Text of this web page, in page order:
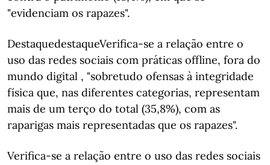
"evidenciam os rapazes".
DestaquedestaqueVerifica-se a relação entre o
uso das redes sociais com práticas offline, fora do
mundo digital , "sobretudo ofensas à integridade
física que, nas diferentes categorias, representam
mais de um terço do total (35,8%), com as
raparigas mais representadas que os rapazes".
Verifica-se a relação entre o uso das redes sociais